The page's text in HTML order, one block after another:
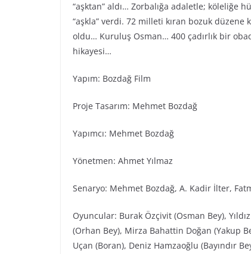
“aşktan” aldı… Zorbalığa adaletle; köleliğe
“aşkla” verdi. 72 milleti kıran bozuk düzene
oldu… Kuruluş Osman… 400 çadırlık bir
hikayesi…
Yapım: Bozdağ Fi̇lm
Proje Tasarım: Mehmet Bozdağ
Yapımcı: Mehmet Bozdağ
Yönetmen: Ahmet Yılmaz
Senaryo: Mehmet Bozdağ, A. Kadir İlter,
Oyuncular: Burak Özçivit (Osman Bey),
(Orhan Bey), Mirza Bahattin Doğan (Yakup
Uçan (Boran), Deniz Hamzaoğlu (Bayındır